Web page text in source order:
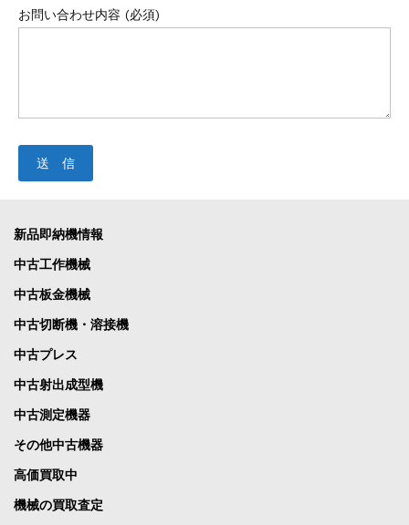
お問い合わせ内容 (必須)
新品即納機情報
中古工作機械
中古板金機械
中古切断機・溶接機
中古プレス
中古射出成型機
中古測定機器
その他中古機器
高価買取中
機械の買取査定